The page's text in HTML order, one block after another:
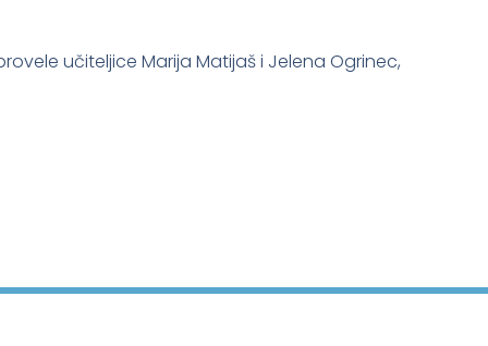
učiteljice Marija Matijaš i Jelena Ogrinec,